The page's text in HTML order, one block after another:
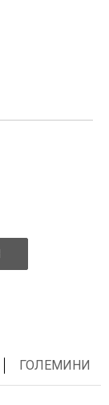
ГОЛЕМИНИ